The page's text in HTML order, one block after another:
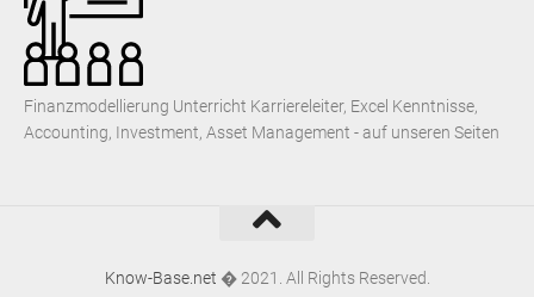
Finanzmodellierung Unterricht Karriereleiter, Excel Kenntnisse,
Accounting, Investment, Asset Management - auf unseren Seiten
Know-Base.net � 2021. All Rights Reserved.